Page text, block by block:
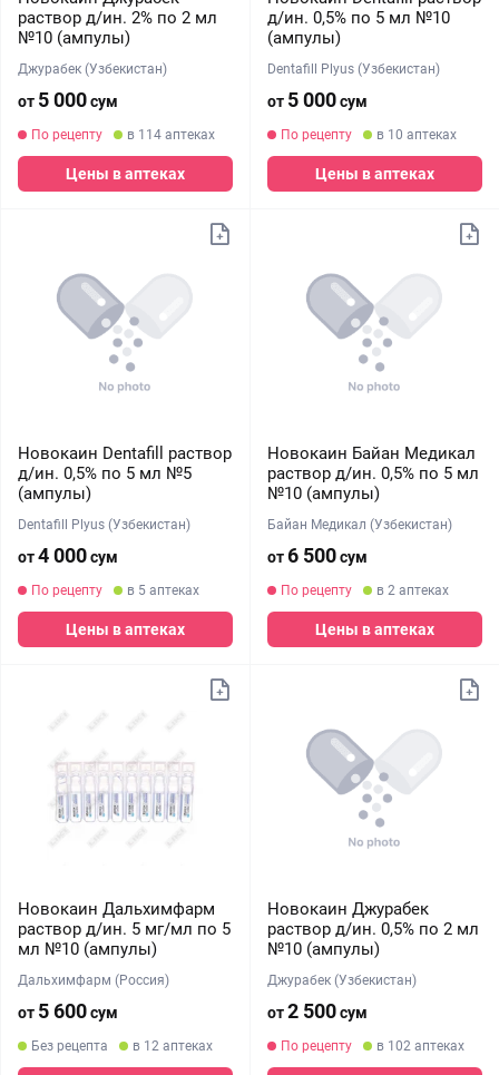
раствор д/ин. 2% по 2 мл
№10 (ампулы)
Джурабек (Узбекистан)
от 5 000сум
По рецепту в 114 аптеках
Цены в аптеках
д/ин. 0,5% по 5 мл №10
(ампулы)
Dentafill Plyus (Узбекистан)
от 5 000сум
По рецепту в 10 аптеках
Цены в аптеках
Новокаин Dentafill раствор
д/ин. 0,5% по 5 мл №5
(ампулы)
Dentafill Plyus (Узбекистан)
от4 000сум
По рецепту в 5 аптеках
Цены в аптеках
Новокаин Байан Медикал
раствор д/ин. 0,5% по 5 мл
№10 (ампулы)
Байан Медикал (Узбекистан)
от6 500сум
По рецепту в 2 аптеках
Цены в аптеках
Новокаин Дальхимфарм
раствор д/ин. 5 мг/мл по 5
мл №10 (ампулы)
Дальхимфарм (Россия)
от 5 600сум
Без рецепта в 12 аптеках
Новокаин Джурабек
раствор д/ин. 0,5% по 2 мл
№10 (ампулы)
Джурабек (Узбекистан)
от2 500сум
По рецепту в 102 аптеках